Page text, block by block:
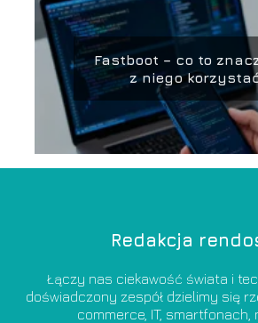
Fastboot – co to
z niego
Redakcja
Łączy nas ciekawość świata i
doświadczony zespół dzielimy się
commerce, IT, smartfonach,